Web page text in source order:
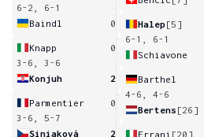
6-2, 6-1
Baindl
0
Knapp
0
3-6, 3-6
Konjuh
2
Parmentier
0
3-6, 5-7
Siniaková
2
Halep [5]
6-1, 6-1
Schiavone
Barthel
4-6, 4-6
Bertens [26]
Errani [20]